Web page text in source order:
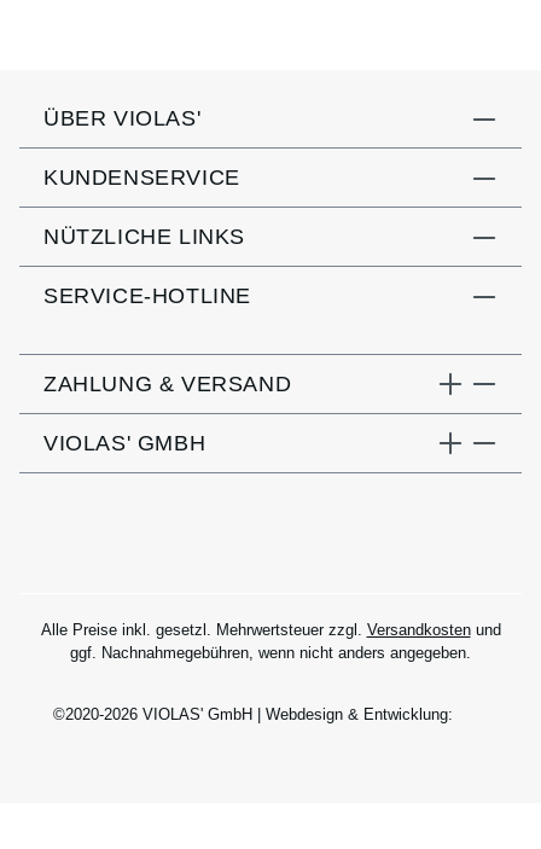
ÜBER VIOLAS'
KUNDENSERVICE
NÜTZLICHE LINKS
SERVICE-HOTLINE
ZAHLUNG & VERSAND
VIOLAS' GMBH
Alle Preise inkl. gesetzl. Mehrwertsteuer zzgl. Versandkostenund
ggf. Nachnahmegebühren, wenn nicht anders angegeben.
©2020-2026 VIOLAS' GmbH | Webdesign & Entwicklung: